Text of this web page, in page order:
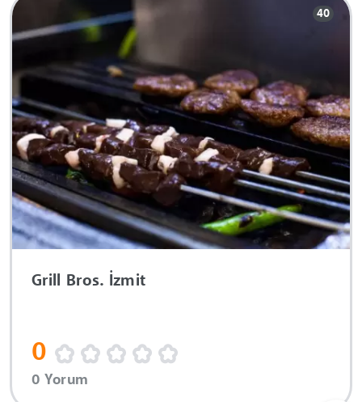
40
Grill Bros. İzmit
0
0 Yorum